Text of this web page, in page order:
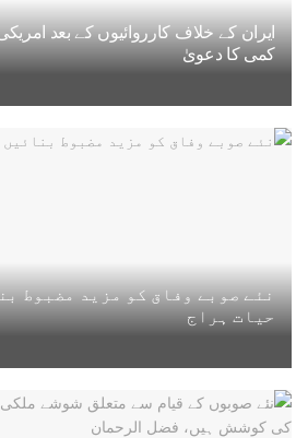
ایران کے خلاف کارروائیوں کے بعد
کمی کا دعویٰ
نئے صوبے وفاق کو مزید مضبوط
حیات ہراج